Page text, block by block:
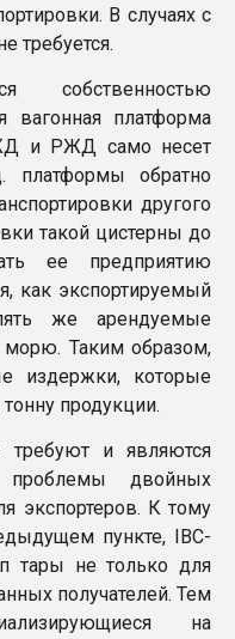
В случаях с
требуется.
собственностью
платформа
и РЖД само несет
платформы обратно
другого
такой цистерны до
ее предприятию
как экспортируемый
же арендуемые
морю. Таким образом,
издержки, которые
продукции.
требуют и являются
проблемы двойных
экспортеров. К тому
пункте, IBC-
тары не только для
получателей. Тем
на